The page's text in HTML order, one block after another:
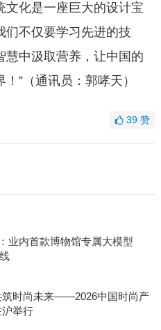
文化是一座巨大的设计宝
们不仅要学习 先进的技
慧中汲取营养，让中国的
”（通讯员：郭哮天）
39赞
业内首款博物馆专属大模型
筑时尚未来——2026中国时尚产
举行